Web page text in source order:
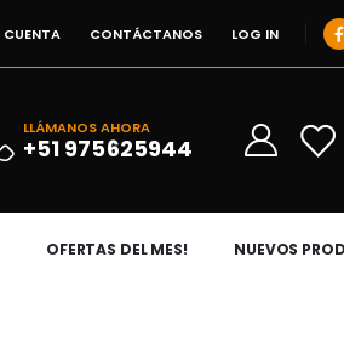
CUENTA CONTÁCTANOS LOG IN
LLÁMANOS AHORA
+51 975625944
0
OFERTAS DEL MES! NUEVOS